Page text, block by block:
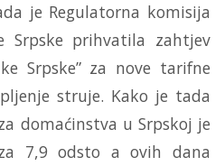
je Regulatorna komisija
Srpske prihvatila zahtjev
Srpske” za nove tarifne
struje. Kako je tada
domaćinstva u Srpskoj je
7,9 odsto a ovih dana